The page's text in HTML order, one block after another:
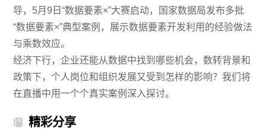
导，5月9日“数据要素×”大赛启动，国家数据局发布多批
“数据要素×”典型案例，展示数据要素开发利用的经验做法
与乘数效应。
经济下行，企业还能从数据中找到哪些机会，数转背景和
政策下，个人岗位和组织发展又受到怎样的影响？我们将
在直播中用一个个真实案例深入探讨。
精彩分享